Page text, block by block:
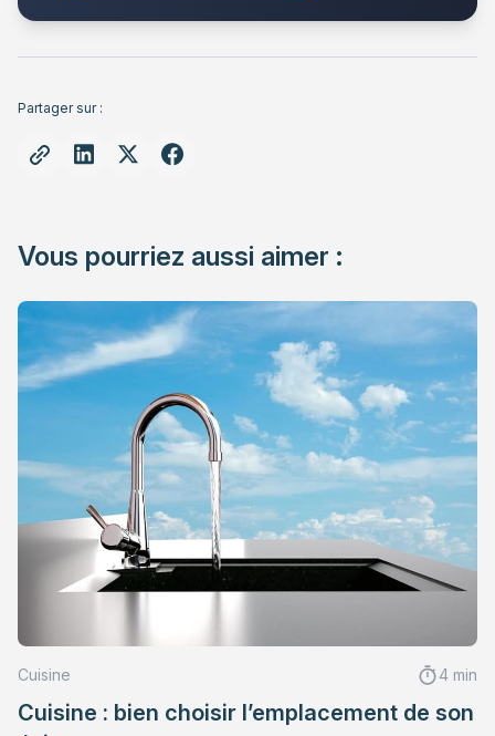
Partager sur :
Vous pourriez aussi aimer :
Cuisine 4 min
Cuisine : bien choisir l’emplacement de son